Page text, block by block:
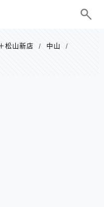
透透
松山新店 / 中山
/